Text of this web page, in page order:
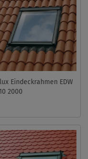
Eindeckrahmen EDW
2000